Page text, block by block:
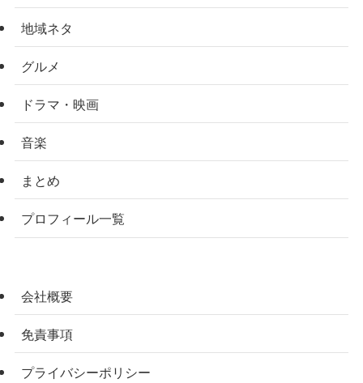
地域ネタ
グルメ
ドラマ・映画
音楽
まとめ
プロフィール一覧
会社概要
免責事項
プライバシーポリシー